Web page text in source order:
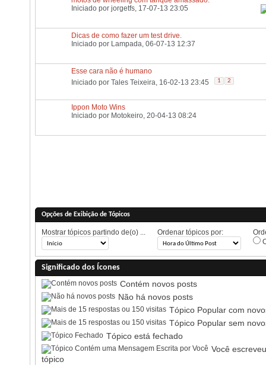
Iniciado por jorgetfs , 17-07-13 23:05
Dicas de como fazer um test drive.
Iniciado por Lampada, 06-07-13 12:37
Esse cara não é humano
Iniciado por Tales Teixeira, 16-02-13 23:45 1 2
Ippon Moto Wins
Iniciado por Motokeiro, 20-04-13 08:24
Opções de Exibição de Tópicos
Mostrar tópicos partindo de(o) ... Ordenar tópicos por:
Significado dos Ícones
Contém novos posts
Não há novos posts
Tópico Popular com
Tópico Popular sem
Tópico está fechado
Você
tópico